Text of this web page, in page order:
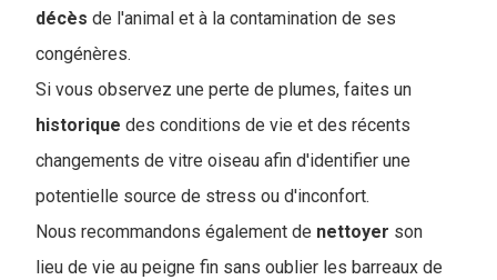
décès de l'animal et à la contamination de ses
congénères.
Si vous observez une perte de plumes, faites un
historique des conditions de vie et des récents
changements de vitre oiseau afin d'identifier une
potentielle source de stress ou d'inconfort.
Nous recommandons également de nettoyer son
lieu de vie au peigne fin sans oublier les barreaux de